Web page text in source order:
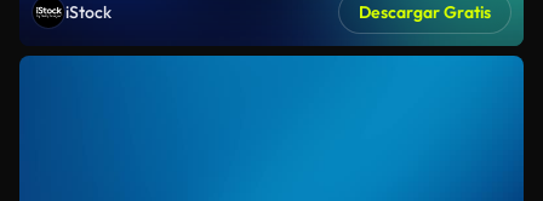
iStock Descargar Gratis